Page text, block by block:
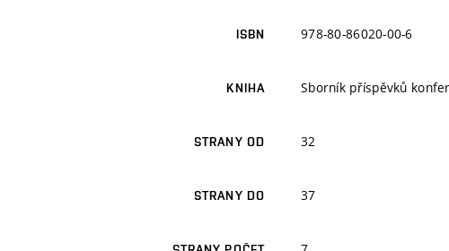
ISBN 978-80-86020-00-6
KNIHA Sborník příspěvků
STRANY OD 32
STRANY DO 37